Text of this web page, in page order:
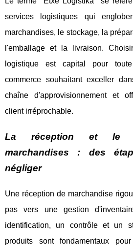
services logistiques qui
marchandises, le stockage, la
l'emballage et la livraison.
logistique est capital pour
commerce souhaitant exceller
chaîne d'approvisionnement et
client irréprochable.
La réception et le
marchandises : des
négliger
Une réception de marchandise
pas vers une gestion
identification, un contrôle et un
produits sont fondamentaux